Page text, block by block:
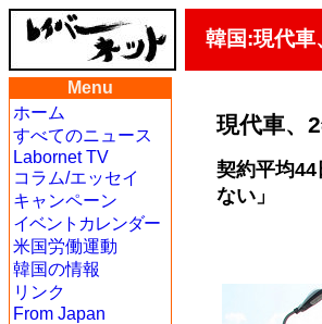
韓国:現代車
Menu
ホーム
すべてのニュース
Labornet TV
コラム/エッセイ
キャンペーン
イベントカレンダー
米国労働運動
韓国の情報
リンク
From Japan
現代車、
契約平均
ない」